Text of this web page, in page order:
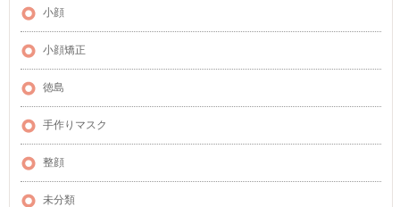
小顔
小顔矯正
徳島
手作りマスク
整顔
未分類